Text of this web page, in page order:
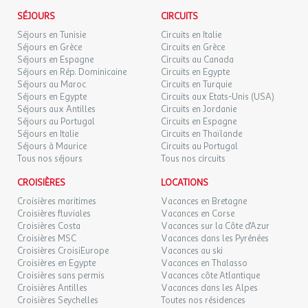
Terrain de football
Prix : Gratuit
Sport
Description : Terrain de Basket-ball
Prix : Gratuit
Aire de fitness extérieure
Prix : Gratuit
Sport
Description : Street workout
Prix : Gratuit
Sport
Prix : Gratuit
Piste cyclable
Prix : Gratuit
Randonnée
Prix : Gratuit
Piste cyclable
Prix : Gratuit
l'agence et le voyagiste ne pourraient être considérés comme
responsables en cas de refus d'entrée sur le territoire par les
autorités locales. L'autorisation de sortie du territoire est
nécessaire pour tout mineur voyageant sans l'un de ses parents
titulaires de l'autorité parentale.
Exactitude des identités :
Les voyageurs doivent s'assurer de l'exactitude des identités
(noms de famille, nom de naissance, prénom, date de naissance,
etc.) de chaque participants au voyage.
DIM.
06
SEPT.
94 €
SÉJOURS
Séjours en Tunisie
Séjours en Grèce
Séjours en Espagne
Séjours en Rép. Dominicaine
Séjours au Maroc
Séjours en Egypte
Séjours aux Antilles
Séjours au Portugal
Séjours en Italie
Séjours à Maurice
Tous nos séjours
CIRCUITS
Circuits en Italie
Circuits en Grèce
Circuits au Canada
Circuits en Egypte
Circuits en Turquie
Circuits aux Etats-Unis (USA)
Circuits en Jordanie
Circuits en Espagne
Circuits en Thaïlande
Circuits au Portugal
Tous nos circuits
CROISIÈRES
Croisières maritimes
Croisières fluviales
Croisières Costa
Croisières MSC
Croisières CroisiEurope
Croisières en Egypte
Croisières sans permis
Croisières Antilles
Croisières Seychelles
LOCATIONS
Vacances en Bretagne
Vacances en Corse
Vacances sur la Côte d'Azur
Vacances dans les Pyrénées
Vacances au ski
Vacances en Thalasso
Vacances côte Atlantique
Vacances dans les Alpes
Toutes nos résidences